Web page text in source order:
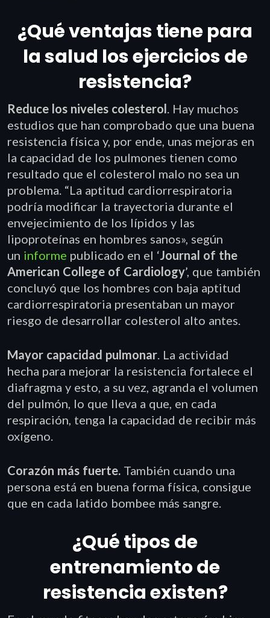
¿Qué ventajas tiene para
la salud los ejercicios de
resistencia?
Reduce los niveles colesterol. Hay muchos
estudios que han comprobado que una buena
resistencia física y, por ende, unas mejoras en
la capacidad de los pulmones tienen como
resultado que el colesterol malo no sea un
problema. “La aptitud cardiorrespiratoria
podría modificar la trayectoria durante el
envejecimiento de los lípidos y las
lipoproteínas en hombres sanos», según
un informe publicado en el ‘Journal of the
American College of Cardiology’, que también
concluyó que los hombres con baja aptitud
cardiorrespiratoria presentaban un mayor
riesgo de desarrollar colesterol alto antes.
Mayor capacidad pulmonar. La actividad
hecha para mejorar la resistencia fortalece el
diafragma y esto, a su vez, agranda el volumen
del pulmón, lo que lleva a que, en cada
respiración, tenga la capacidad de recibir más
oxígeno.
Corazón más fuerte. También cuando una
persona está en buena forma física, consigue
que en cada latido bombee más sangre.
¿Qué tipos de
entrenamiento de
resistencia existen?